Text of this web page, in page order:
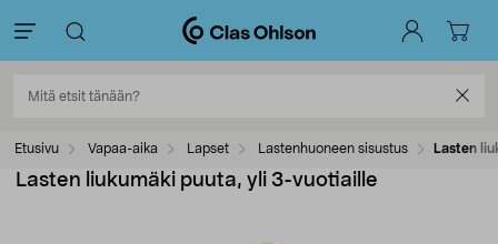
Etusivu Vapaa-aika Lapset Lastenhuoneen sisustus Lasten
Lasten liukumäki puuta, yli 3-vuotiaille